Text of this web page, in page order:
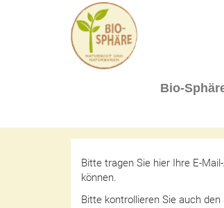
Bio-
Bitte tragen Sie hier Ihre E-
können.
Bitte kontrollieren Sie auch